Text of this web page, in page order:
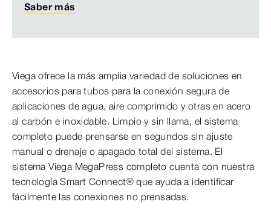
Saber más
Viega ofrece la más amplia variedad de soluciones en
accesorios para tubos para la conexión segura de
aplicaciones de agua, aire comprimido y otras en acero
al carbón e inoxidable. Limpio y sin llama, el sistema
completo puede prensarse en segundos sin ajuste
manual o drenaje o apagado total del sistema. El
sistema Viega MegaPress completo cuenta con nuestra
tecnología Smart Connect® que ayuda a identificar
fácilmente las conexiones no prensadas.